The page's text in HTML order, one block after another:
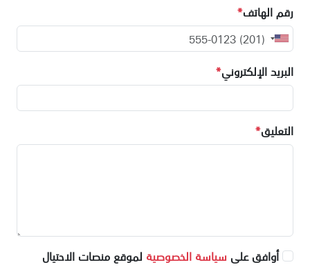
رقم الهاتف*
البريد الإلكتروني*
التعليق*
أوافق على سياسة الخصوصية لموقع منصات الاحتيال